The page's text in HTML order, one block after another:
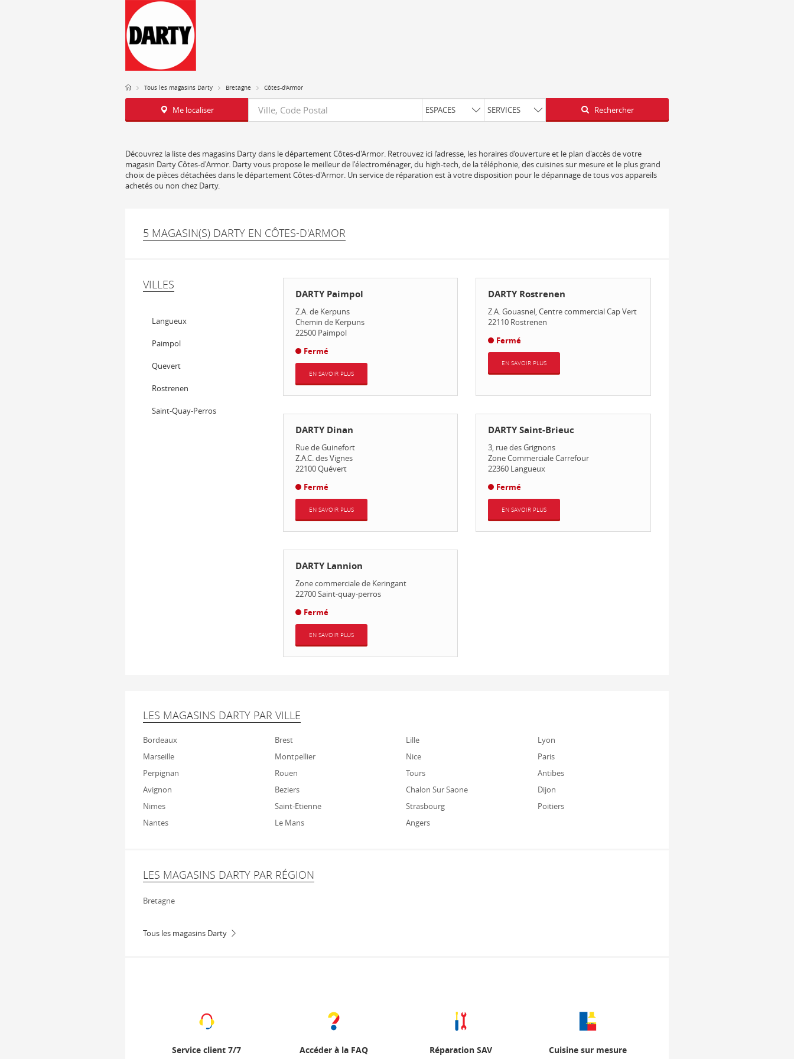
Tous les magasins Darty Bretagne Côtes-d'Armor
Me localiser Requête ESPACES SERVICES Latitude
Longitude Rechercher
Découvrez la liste des magasins Darty dans le département Côtes-d'Armor. Retrouvez ici l’adresse, les horaires d’ouverture et le plan d'accès de votre
magasin Darty Côtes-d'Armor. Darty vous propose le meilleur de l'électroménager, du high-tech, de la téléphonie, des cuisines sur mesure et le plus grand
choix de pièces détachées dans le département Côtes-d'Armor. Un service de réparation est à votre disposition pour le dépannage de tous vos appareils
achetés ou non chez Darty.
5 MAGASIN(S) DARTY EN CÔTES-D'ARMOR
VILLES
Langueux
Paimpol
Quevert
Rostrenen
Saint-Quay-Perros
DARTY Paimpol
Z.A. de Kerpuns
Chemin de Kerpuns
22500 Paimpol
Fermé
EN SAVOIR PLUS
DARTY Rostrenen
Z.A. Gouasnel, Centre commercial Cap Vert
22110 Rostrenen
Fermé
EN SAVOIR PLUS
DARTY Dinan
Rue de Guinefort
Z.A.C. des Vignes
22100Quévert
Fermé
EN SAVOIR PLUS
DARTY Saint-Brieuc
3, rue des Grignons
Zone Commerciale Carrefour
22360 Langueux
Fermé
EN SAVOIR PLUS
DARTY Lannion
Zone commerciale de Keringant
22700Saint-quay-perros
Fermé
EN SAVOIR PLUS
LES MAGASINS DARTY PAR VILLE
Bordeaux Brest Lille
Lyon
Marseille
Montpellier Nice
Paris
Perpignan
Rouen Tours
Antibes
Avignon
Beziers Chalon Sur Saone
Dijon
Nimes
Saint-Etienne Strasbourg
Poitiers
Nantes
Le Mans Angers
LES MAGASINS DARTY PAR RÉGION
Bretagne
Tous les magasins Darty
Service client 7/7 Accéder à la FAQ Réparation SAV Cuisine sur mesure